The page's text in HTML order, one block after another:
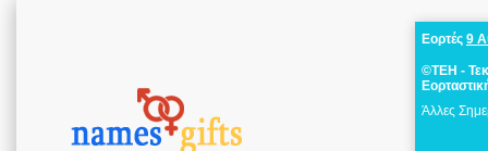
Εορτές 9
©ΤΕΗ -
Άλλες